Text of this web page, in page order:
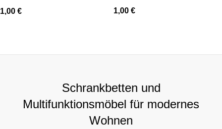
1,00 € 1,00 €
Schrankbetten und
Multifunktionsmöbel für modernes
Wohnen